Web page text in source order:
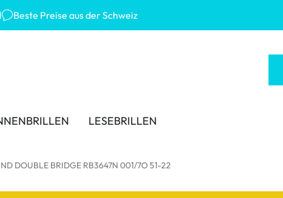
Beste Preise aus der Schweiz
TRAGEDAUER
KATEGORIEN
LESEBRILLEN
DOUBLE BRIDGE RB3647N 001/7O 51-22